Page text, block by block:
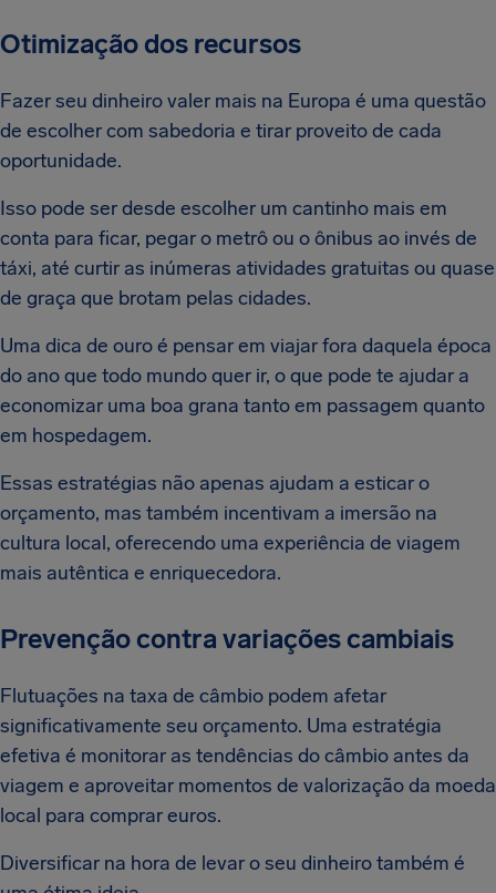
Otimização dos recursos
Fazer seu dinheiro valer mais na Europa é uma questão
de escolher com sabedoria e tirar proveito de cada
oportunidade.
Isso pode ser desde escolher um cantinho mais em
conta para ficar, pegar o metrô ou o ônibus ao invés de
táxi, até curtir as inúmeras atividades gratuitas ou quase
de graça que brotam pelas cidades.
Uma dica de ouro é pensar em viajar fora daquela época
do ano que todo mundo quer ir, o que pode te ajudar a
economizar uma boa grana tanto em passagem quanto
em hospedagem.
Essas estratégias não apenas ajudam a esticar o
orçamento, mas também incentivam a imersão na
cultura local, oferecendo uma experiência de viagem
mais autêntica e enriquecedora.
Prevenção contra variações cambiais
Flutuações na taxa de câmbio podem afetar
significativamente seu orçamento. Uma estratégia
efetiva é monitorar as tendências do câmbio antes da
viagem e aproveitar momentos de valorização da moeda
local para comprar euros.
Diversificar na hora de levar o seu dinheiro também é